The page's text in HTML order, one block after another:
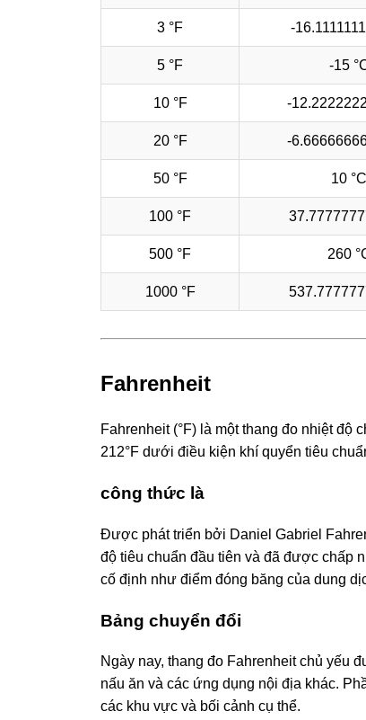
3 °F -
5 °F -15
10 °F -
20 °F -
50 °F 10 °C
100 °F
500 °F 260
1000 °F
Fahrenheit
Fahrenheit (°F) là một thang đo nhiệt
212°F dưới điều kiện khí quyển tiêu
công thức là
Được phát triển bởi Daniel Gabriel
độ tiêu chuẩn đầu tiên và đã được chấp
cố định như điểm đóng băng của dung
Bảng chuyển đổi
Ngày nay, thang đo Fahrenheit chủ yếu
nấu ăn và các ứng dụng nội địa khác.
các khu vực và bối cảnh cụ thể.